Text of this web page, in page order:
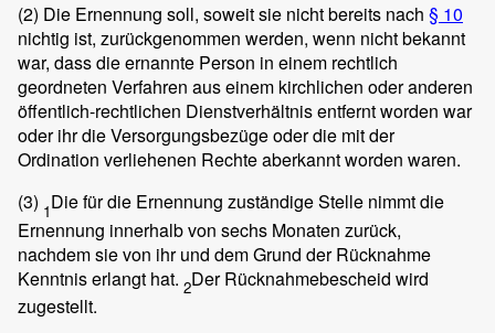
(2) Die Ernennung soll, soweit sie nicht bereits nach § 10
nichtig ist, zurückgenommen werden, wenn nicht bekannt
war, dass die ernannte Person in einem rechtlich
geordneten Verfahren aus einem kirchlichen oder anderen
öffentlich-rechtlichen Dienstverhältnis entfernt worden war
oder ihr die Versorgungsbezüge oder die mit der
Ordination verliehenen Rechte aberkannt worden waren.
(3) 1Die für die Ernennung zuständige Stelle nimmt die
Ernennung innerhalb von sechs Monaten zurück,
nachdem sie von ihr und dem Grund der Rücknahme
Kenntnis erlangt hat. 2Der Rücknahmebescheid wird
zugestellt.